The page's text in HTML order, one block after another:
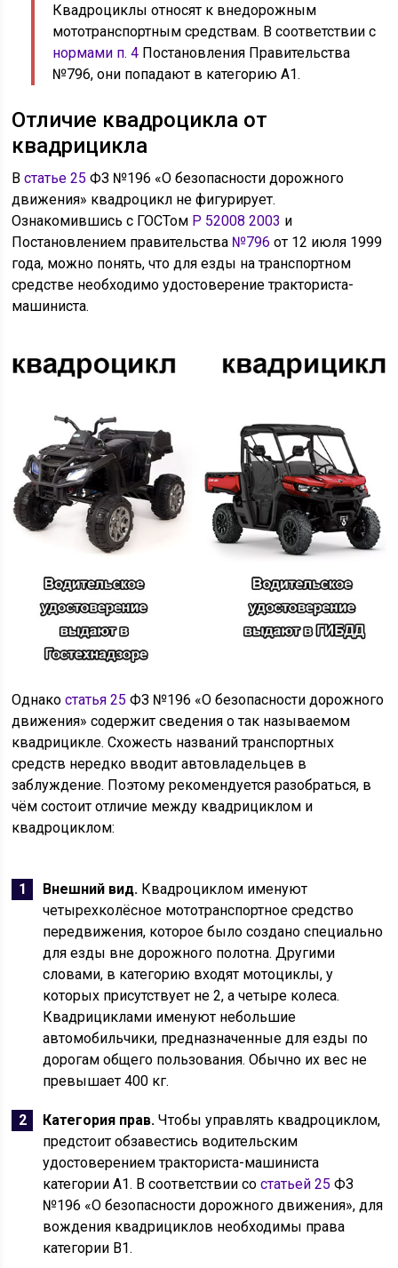
Квадроциклы относят к внедорожным
мототранспортным средствам. В соответствии с
нормами п. 4 Постановления Правительства
№796, они попадают в категорию А1.
Отличие квадроцикла от
квадрицикла
Встатье 25 ФЗ №196 «О безопасности дорожного
движения» квадроцикл не фигурирует.
Ознакомившись с ГОСТом Р 52008 2003 и
Постановлением правительства №796 от 12 июля 1999
года, можно понять, что для езды на транспортном
средстве необходимо удостоверение тракториста-
машиниста.
Однакостатья 25 ФЗ №196 «О безопасности дорожного
движения» содержит сведения о так называемом
квадрицикле. Схожесть названий транспортных
средств нередко вводит автовладельцев в
заблуждение. Поэтому рекомендуется разобраться, в
чём состоит отличие между квадрициклом и
квадроциклом:
Внешний вид. Квадроциклом именуют
четырехколёсное мототранспортное средство
передвижения, которое было создано специально
для езды вне дорожного полотна. Другими
словами, в категорию входят мотоциклы, у
которых присутствует не 2, а четыре колеса.
Квадрициклами именуют небольшие
автомобильчики, предназначенные для езды по
дорогам общего пользования. Обычно их вес не
превышает 400 кг.
Категория прав. Чтобы управлять квадроциклом,
предстоит обзавестись водительским
удостоверением тракториста-машиниста
категории A1. В соответствии состатьей 25 ФЗ
№196 «О безопасности дорожного движения», для
вождения квадрициклов необходимы права
категории B1.